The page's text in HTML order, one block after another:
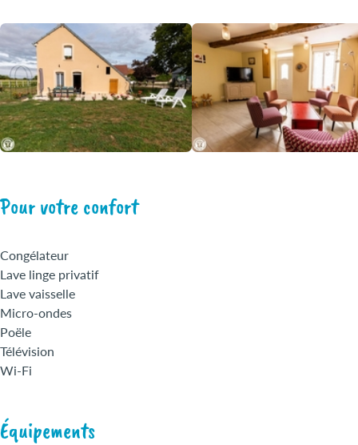
Pour votre confort
Congélateur
Lave linge privatif
Lave vaisselle
Micro-ondes
Poële
Télévision
Wi-Fi
Équipements